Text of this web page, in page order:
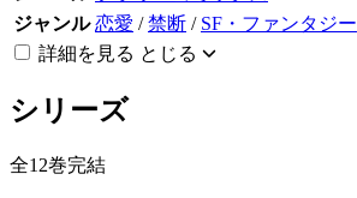
ジャンル 恋愛 /禁断 / SF・ファンタジー
詳細を見る とじる
シリーズ
全12巻完結